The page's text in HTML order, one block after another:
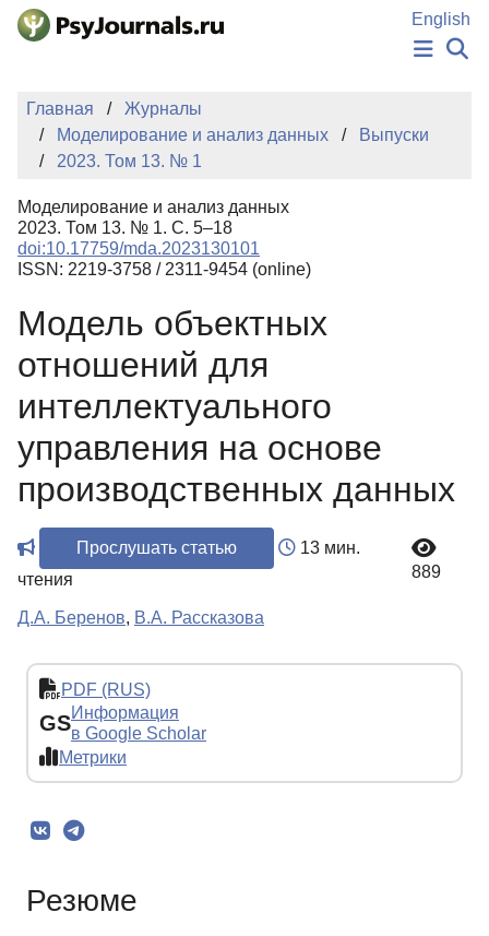
Перейти к основному содержанию
English
НОВОСТИ
АВТОРЫ
КЛЮЧЕВЫЕ СЛОВА
Регистрация
Главная
Журналы
Моделирование и анализ данных
Выпуски
2023. Том 13. № 1
Моделирование и анализ данных
2023. Том 13. № 1. С. 5–18
doi:10.17759/mda.2023130101
ISSN: 2219-3758 / 2311-9454 (online)
Модель объектных
отношений для
интеллектуального
управления на основе
производственных данных
Прослушать статью
13 мин.
чтения
889
Д.А. Беренов, В.А. Рассказова
PDF (RUS)
GSИнформация
в Google Scholar
Метрики
Резюме